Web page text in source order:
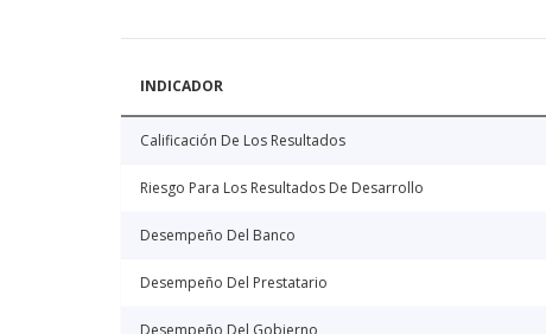
INDICADOR
Calificación De Los Resultados
Riesgo Para Los Resultados De Desarrollo
Desempeño Del Banco
Desempeño Del Prestatario